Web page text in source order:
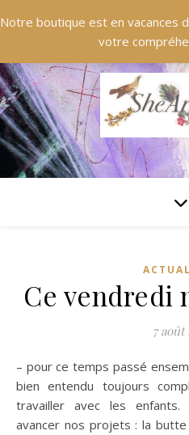
Notre boutique est en vacances
votre
Ce vendredi
7 août
– pour ce temps passé ensemble (nous 4) à bricoler. C’est
bien entendu toujours
travailler avec les
avancer nos projets : la